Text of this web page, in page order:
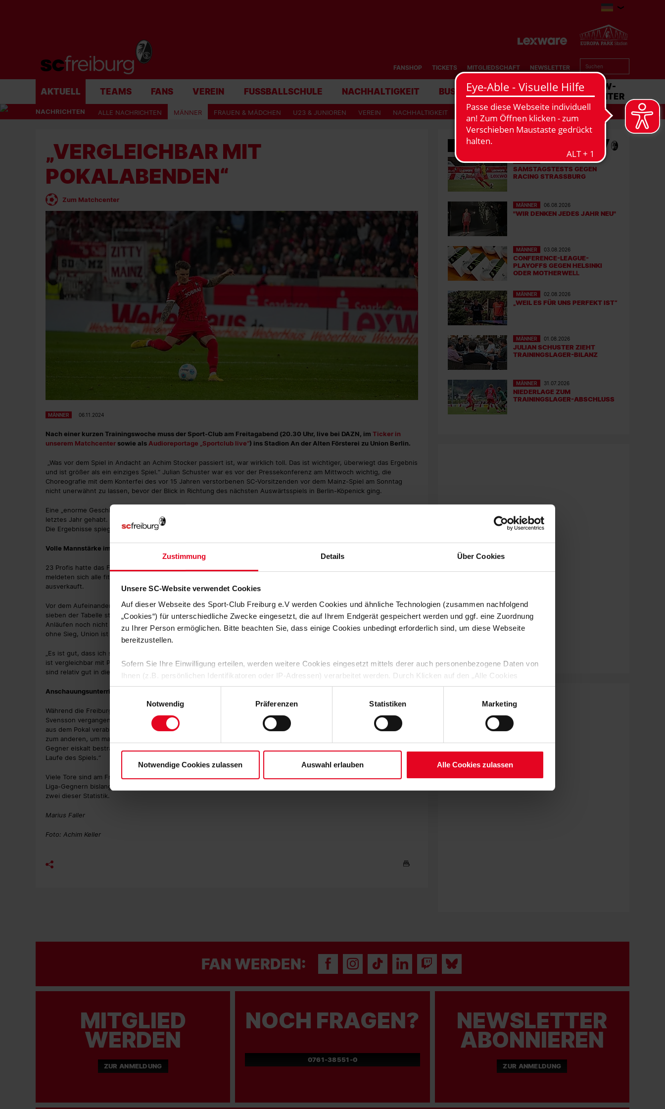
Zustimmung Details Über Cookies
Unsere SC-Website verwendet Cookies
Auf dieser Webseite des Sport-Club Freiburg e.V werden Cookies und ähnliche Technologien (zusammen nachfolgend
„Cookies“) für unterschiedliche Zwecke eingesetzt, die auf Ihrem Endgerät gespeichert werden und ggf. eine Zuordnung
zu Ihrer Person ermöglichen. Bitte beachten Sie, dass einige Cookies unbedingt erforderlich sind, um diese Webseite
bereitzustellen.
Sofern Sie Ihre Einwilligung erteilen, werden weitere Cookies eingesetzt mittels derer auch personenbezogene Daten von
Ihnen (z.B. persönlichen Identifikatoren oder IP-Adressen) verarbeitet werden. Durch Klicken auf den „Alle Cookies
zulassen“-Button stimmen Sie der Speicherung aller aufgeführten Cookies und der entsprechenden Verarbeitung Ihrer
personenbezogenen Daten für die unten jeweils angegebene Zwecke gem. § 25 Abs. 1 TDDDG, Art. 6 Abs. 1 lit. a DSGVO
Soweit Sie „Notwendige Cookies“ auswählen, werden nur unbedingt erforderliche Cookies eingesetzt. Ihre etwaig erteilten
Einwilligungsauswahl
Notwendig
Präferenzen Statistiken Marketing
Notwendige Cookies zulassen Auswahl erlauben Alle Cookies zulassen
FANSHOP TICKETS MITGLIEDSCHAFT NEWSLETTER
AKTUELL TEAMS FANS VEREIN FUSSBALLSCHULE NACHHALTIGKEIT BUSINESS STADION MATCHCENTER
NACHRICHTEN ALLE NACHRICHTEN MÄNNER FRAUEN & MÄDCHEN U23 & JUNIOREN VEREIN NACHHALTIGKEIT
„VERGLEICHBAR MIT
POKALABENDEN“
Zum Matchcenter
MÄNNER 06.11.2024
Nach einer kurzen Trainingswoche muss der Sport-Club am Freitagabend (20.30 Uhr, live bei DAZN, im Ticker in
unserem Matchcenter sowie als Audioreportage „Sportclub live“) ins Stadion An der Alten Försterei zu Union Berlin.
„Was vor dem Spiel in Andacht an Achim Stocker passiert ist, war wirklich toll. Das ist wichtiger, überwiegt das Ergebnis
und ist größer als ein einziges Spiel.“ Julian Schuster war es vor der Pressekonferenz am Mittwoch wichtig, die
Choreografie mit dem Konterfei des vor 15 Jahren verstorbenen SC-Vorsitzenden vor dem Mainz-Spiel am Sonntag
nicht unerwähnt zu lassen, bevor der Blick in Richtung des nächsten Auswärtsspiels in Berlin-Köpenick ging.
Eine „enorme Geschlossenheit“ würde sein Team dort erwarten, prognostizierte Schuster. „Union hat kein einfaches
letztes Jahr gehabt. Jetzt sind sie wieder genau so, wie ich sie kennengelernt habe. Sie verteidigen leidenschaftlich.
Die Ergebnisse spiegeln das. Sie lassen sehr wenig zu. Es ist schwierig, Chancen herauszuspielen.“
Volle Mannstärke im Training
23 Profis hatte das Freiburger Trainerteam in dieser Woche auf dem Trainingsplatz, bis auf die Langzeitverletzten
meldeten sich alle fit. 2.500 SC-Fans begleiten den Sport-Club in die Landeshauptstadt, der Gästeblock ist damit
ausverkauft.
Vor dem Aufeinandertreffen mit den Unionern, die aktuell einen Punkt und einen Platz hinter dem Sport-Club auf Rang
sieben der Tabelle stehen, spricht die Statistik klar für den Gastgeber. In der Liga konnten die Breisgauer bei sieben
Anläufen noch nicht in Köpenick gewinnen. Hinzu kommt: Seit elf Freitagsspielen in der Bundesliga ist der SC auswärts
ohne Sieg, Union ist bei dieser Anstoßzeit seit sieben Spielen ungeschlagen.
„Es ist gut, dass ich solche Statistiken nicht immer kenne“, sagte Schuster mit einem Lächeln. „Ich liebe diese Spiele, es
ist vergleichbar mit Pokalabenden. Alte Försterei – da ist eine Energie da. Das sind tolle Spiele. Beide Mannschaften
sind relativ gut in die Saison gestartet. Da freut man sich, sich miteinander zu messen.“
Anschauungsunterricht von Bielefeld
Während die Freiburger sich gegen den Hamburger SV durchsetzen konnten, musste sich die Mannschaft von Bo
Svensson vergangene Woche nach einer 0:2-Niederlage bei Arminia Bielefeld, dem kommenden SC-Achtelfinalgegner,
aus dem Pokal verabschieden. „Das war natürlich ein interessantes Spiel für uns – zum einen für das Spiel am Freitag,
zum anderen, um maximal vor der kommenden Pokalrunde gewarnt zu sein“, so Schuster. „Die Bielefelder haben die
Gegner eiskalt bestraft und sind in Führung gegangen. Das hilft natürlich gegen Union und schenkt gewisse Räume im
Laufe des Spiels.“
Viele Tore sind am Freitagabend, zumindest statistisch, nicht zu erwarten. Der Sport-Club gestattete seinen bisherigen
Liga-Gegnern bislang die wenigsten Großchancen (fünf), Union liegt mit sechs zugelassenen Großchancen auf Rang
zwei dieser Statistik.
Marius Faller
Foto: Achim Keller
MÄNNER 07.08.2026
SAMSTAGSTESTS GEGEN
RACING STRASSBURG
MÄNNER 06.08.2026
"WIR DENKEN JEDES JAHR NEU"
MÄNNER 03.08.2026
CONFERENCE-LEAGUE-
PLAYOFFS GEGEN HELSINKI
ODER MOTHERWELL
MÄNNER 02.08.2026
„WEIL ES FÜR UNS PERFEKT IST“
MÄNNER 01.08.2026
JULIAN SCHUSTER ZIEHT
TRAININGSLAGER-BILANZ
MÄNNER 31.07.2026
NIEDERLAGE ZUM
TRAININGSLAGER-ABSCHLUSS
FAN WERDEN:
MITGLIED
WERDEN
ZUR ANMELDUNG
NOCH FRAGEN?
0761-38551-0
NEWSLETTER
ABONNIEREN
ZUR ANMELDUNG